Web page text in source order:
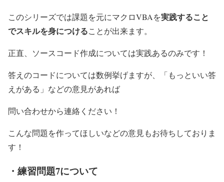
このシリーズでは課題を元にマクロVBAを実践すること
でスキルを身につけることが出来ます。
正直、ソースコード作成については実践あるのみです！
答えのコードについては数例挙げますが、「もっといい答
えがある」などの意見があれば
問い合わせから連絡ください！
こんな問題を作ってほしいなどの意見もお待ちしておりま
す！
・練習問題7について